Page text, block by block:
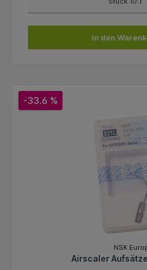
In den
-33.6 %
NSK
Airscaler